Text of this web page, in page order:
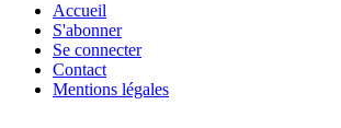
Accueil
S'abonner
Se connecter
Contact
Mentions légales